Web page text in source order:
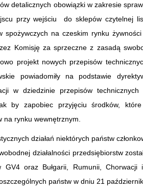
detalicznych obowiązki w zakresie
przy wejściu do sklepów czytelnej
spożywczych na czeskim rynku
Komisję za sprzeczne z zasadą
projekt nowych przepisów
powiadomiły na podstawie
w dziedzinie przepisów technicznych
by zapobiec przyjęciu środków,
na rynku wewnętrznym.
działań niektórych państw
działalności przedsiębiorstw
GV4 oraz Bułgarii, Rumunii, Chorwacji
państw w dniu 21